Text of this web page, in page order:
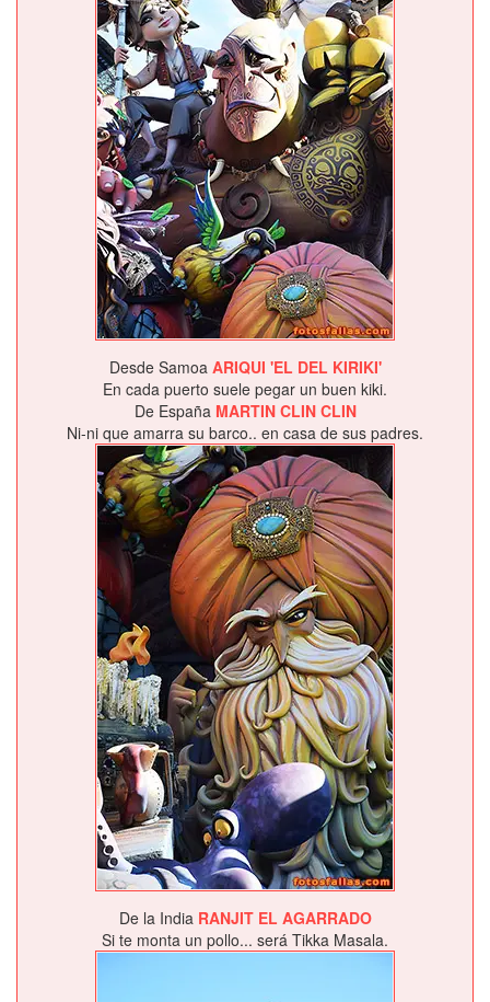
Desde Samoa ARIQUI 'EL DEL KIRIKI'
En cada puerto suele pegar un buen kiki.
De España MARTIN CLIN CLIN
Ni-ni que amarra su barco.. en casa de sus padres.
De la India RANJIT EL AGARRADO
Si te monta un pollo... será Tikka Masala.